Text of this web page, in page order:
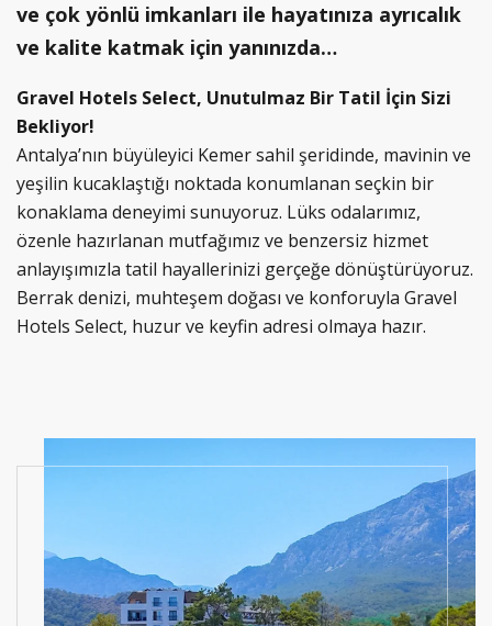
ve çok yönlü imkanları ile hayatınıza ayrıcalık
ve kalite katmak için yanınızda…
Gravel Hotels Select, Unutulmaz Bir Tatil İçin Sizi
Bekliyor!
Antalya’nın büyüleyici Kemer sahil şeridinde, mavinin ve
yeşilin kucaklaştığı noktada konumlanan seçkin bir
konaklama deneyimi sunuyoruz. Lüks odalarımız,
özenle hazırlanan mutfağımız ve benzersiz hizmet
anlayışımızla tatil hayallerinizi gerçeğe dönüştürüyoruz.
Berrak denizi, muhteşem doğası ve konforuyla Gravel
Hotels Select, huzur ve keyfin adresi olmaya hazır.